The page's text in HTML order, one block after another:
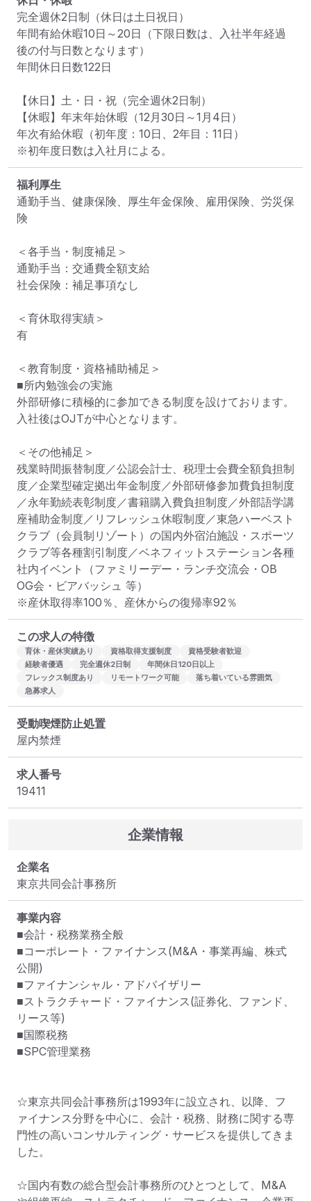
完全週休2日制（休日は土日祝日）
年間有給休暇10日～20日（下限日数は、入社半年経過
後の付与日数となります）
年間休日日数122日
【休日】土・日・祝（完全週休2日制）
【休暇】年末年始休暇（12月30日～1月4日）
年次有給休暇（初年度：10日、2年目：11日）
※初年度日数は入社月による。
福利厚生
通勤手当、健康保険、厚生年金保険、雇用保険、労災保
険
＜各手当・制度補足＞
通勤手当：交通費全額支給
社会保険：補足事項なし
＜育休取得実績＞
有
＜教育制度・資格補助補足＞
■所内勉強会の実施
外部研修に積極的に参加できる制度を設けております。
入社後はOJTが中心となります。
＜その他補足＞
残業時間振替制度／公認会計士、税理士会費全額負担制
度／企業型確定拠出年金制度／外部研修参加費負担制度
／永年勤続表彰制度／書籍購入費負担制度／外部語学講
座補助金制度／リフレッシュ休暇制度／東急ハーベスト
クラブ（会員制リゾート）の国内外宿泊施設・スポーツ
クラブ等各種割引制度／ベネフィットステーション各種
社内イベント（ファミリーデー・ランチ交流会・OB
OG会・ビアバッシュ 等）
※産休取得率100％、産休からの復帰率92％
この求人の特徴
育休・産休実績あり 資格取得支援制度
資格受験者歓迎
経験者優遇
完全週休2日制
年間休日120日以上
フレックス制度あり
リモートワーク可能
落ち着いている雰囲気
急募求人
受動喫煙防止処置
屋内禁煙
求人番号
19411
企業情報
企業名
東京共同会計事務所
事業内容
■会計・税務業務全般
■コーポレート・ファイナンス(M&A・事業再編、株式
公開)
■ファイナンシャル・アドバイザリー
■ストラクチャード・ファイナンス(証券化、ファンド、
リース等)
■国際税務
■SPC管理業務
☆東京共同会計事務所は1993年に設立され、以降、フ
ァイナンス分野を中心に、会計・税務、財務に関する専
門性の高いコンサルティング・サービスを提供してきま
した。
☆国内有数の総合型会計事務所のひとつとして、M&A